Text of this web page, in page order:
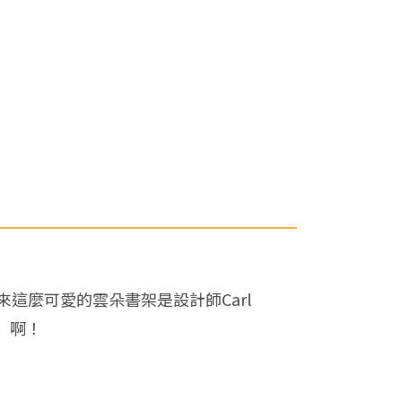
這麼可愛的雲朵書架是設計師Carl
！